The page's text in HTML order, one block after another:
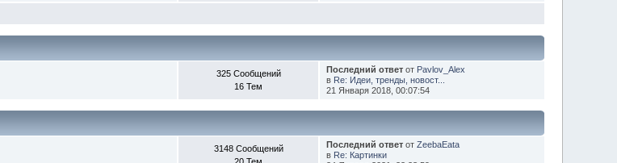
325 Сообщений
16 Тем
Последний ответот Pavlov_Alex
в Re: Идеи, тренды, новост...
21 Января 2018, 00:07:54
3148 Сообщений
Последний ответот ZeebaEata
в Re: Картинки